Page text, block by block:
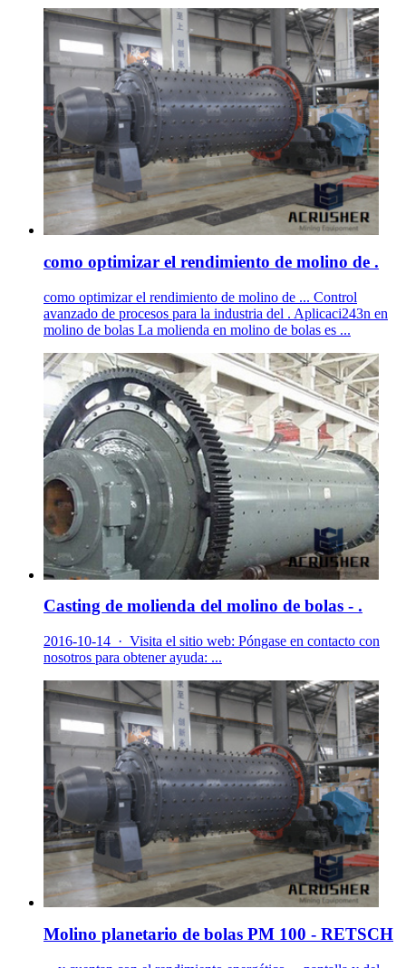
como optimizar el rendimiento de molino de .
como optimizar el rendimiento de molino de ... Control
avanzado de procesos para la industria del . Aplicaci243n en
molino de bolas La molienda en molino de bolas es ...
Casting de molienda del molino de bolas - .
2016-10-14 · Visita el sitio web: Póngase en contacto con
nosotros para obtener ayuda: ...
Molino planetario de bolas PM 100 - RETSCH